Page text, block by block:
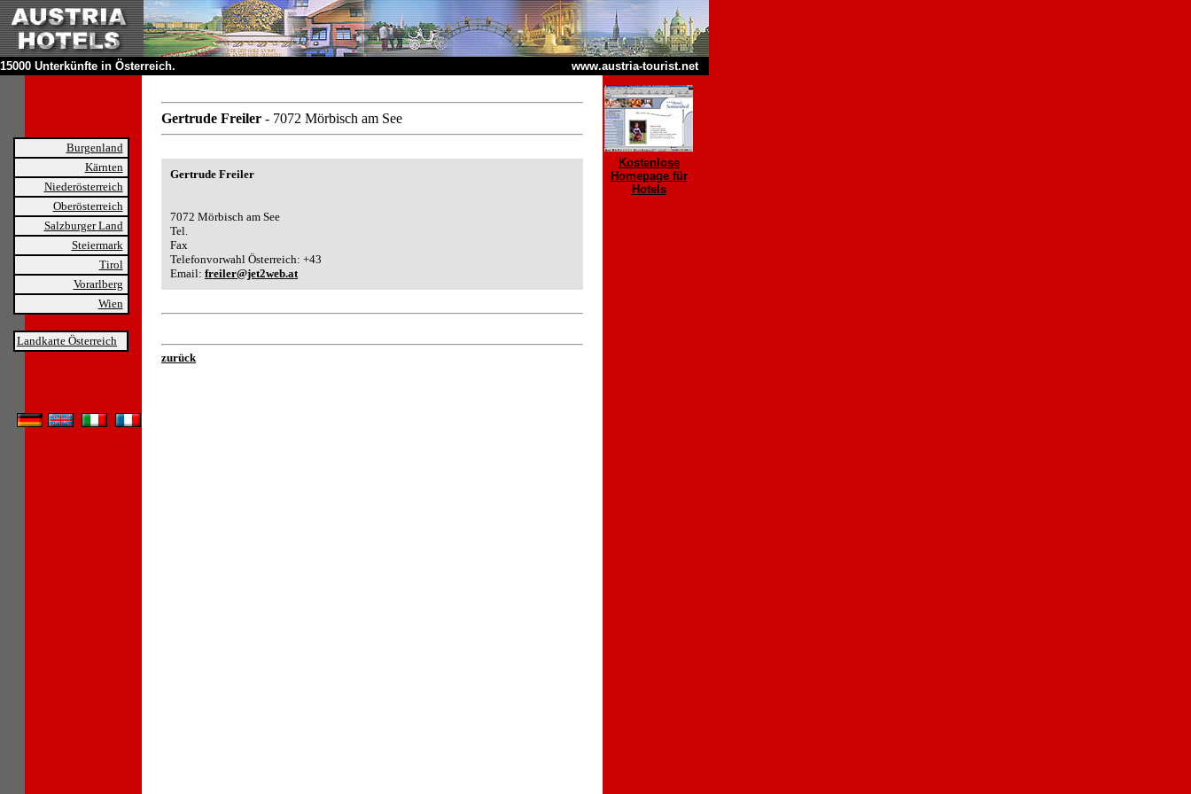
15000 Unterkünfte in Österreich. www.austria-tourist.net
Burgenland
Kärnten
Niederösterreich
Oberösterreich
Salzburger Land
Steiermark
Tirol
Vorarlberg
Wien
Landkarte Österreich
Gertrude Freiler - 7072 Mörbisch am See
Gertrude Freiler
7072 Mörbisch am See
Tel.
Fax
Telefonvorwahl Österreich: +43
Email: freiler@jet2web.at
zurück
Kostenlose
Homepage für
Hotels